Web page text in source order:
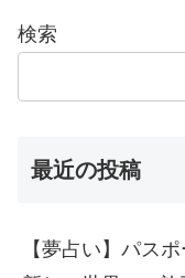
検索
最近の投稿
【夢占い】パス